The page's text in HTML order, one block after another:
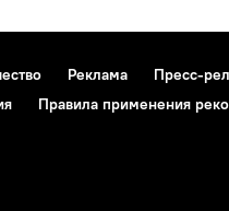
Реклама Пресс-
Правила применения